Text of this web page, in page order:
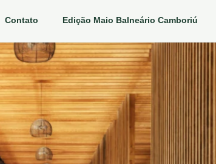
Contato Edição Maio Balneário Camboriú